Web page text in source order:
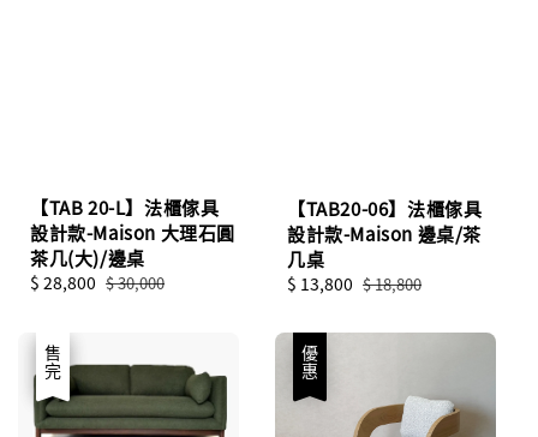
【TAB 20-L】法櫃傢具
設計款-Maison 大理石圓
茶几(大)/邊桌
Sale
$ 28,800 Regular
$ 30,000
【TAB20-06】法櫃傢具
設計款-Maison 邊桌/茶
几桌
Sale
$ 13,800 Regular
$ 18,800
優惠
售完 優惠